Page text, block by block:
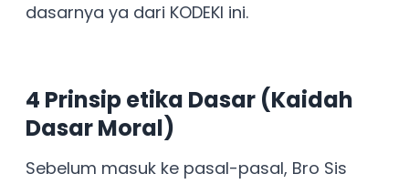
dasarnya ya dari KODEKI ini.
4 Prinsip etika Dasar (Kaidah
Dasar Moral)
Sebelum masuk ke pasal-pasal, Bro Sis